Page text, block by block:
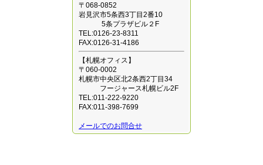
〒068-0852
岩見沢市5条西3丁目2番10
5条プラザビル２F
TEL:0126-23-8311
FAX:0126-31-4186
【札幌オフィス】
〒060-0002
札幌市中央区北2条西2丁目34
フージャース札幌ビル2F
TEL:011-222-9220
FAX:011-398-7699
メールでのお問合せ